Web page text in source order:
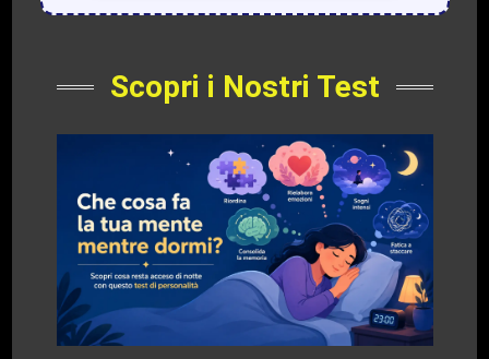
Scopri i Nostri Test